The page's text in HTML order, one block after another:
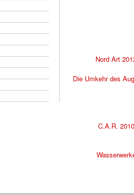
Nord Art
Die Umkehr des
C.A.R. 2010